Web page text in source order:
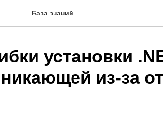
База знаний
установки
из-за